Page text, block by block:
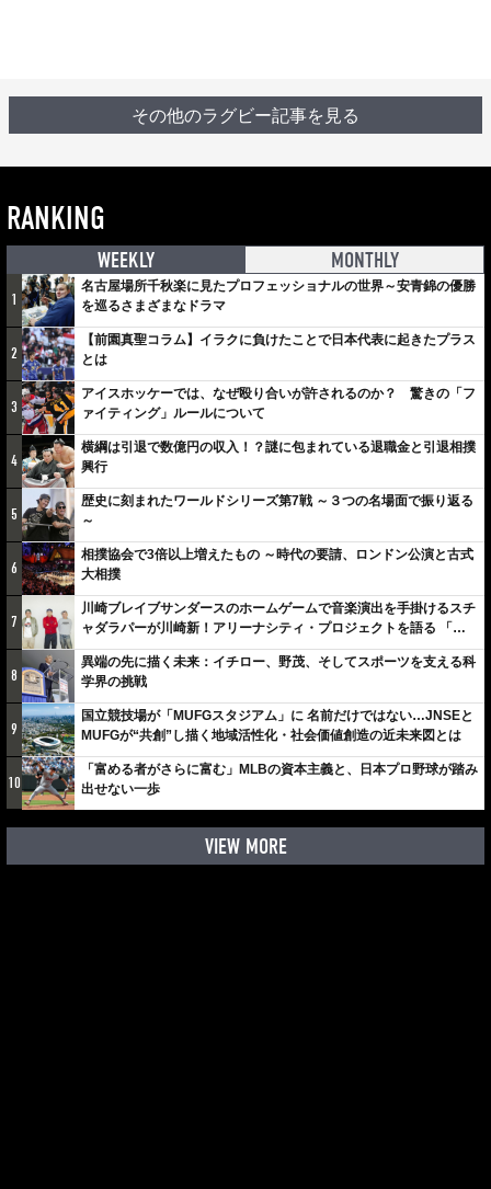
その他のラグビー記事を見る
RANKING
WEEKLY MONTHLY
1
名古屋場所千秋楽に見たプロフェッショナルの世界～安青錦の優勝
を巡るさまざまなドラマ
2
【前園真聖コラム】イラクに負けたことで日本代表に起きたプラス
とは
3
アイスホッケーでは、なぜ殴り合いが許されるのか？ 驚きの「フ
ァイティング」ルールについて
4
横綱は引退で数億円の収入！？謎に包まれている退職金と引退相撲
興行
5
歴史に刻まれたワールドシリーズ第7戦 ～３つの名場面で振り返る
～
6
相撲協会で3倍以上増えたもの ～時代の要請、ロンドン公演と古式
大相撲
7
川崎ブレイブサンダースのホームゲームで音楽演出を手掛けるスチ
ャダラパーが川崎新！アリーナシティ・プロジェクトを語る 「楽
しみでしかないでしょ。川崎は、ずっと成長曲線だから」
8
異端の先に描く未来：イチロー、野茂、そしてスポーツを支える科
学界の挑戦
9
国立競技場が「MUFGスタジアム」に 名前だけではない…JNSEと
MUFGが“共創”し描く地域活性化・社会価値創造の近未来図とは
10
「富める者がさらに富む」MLBの資本主義と、日本プロ野球が踏み
出せない一歩
VIEW MORE